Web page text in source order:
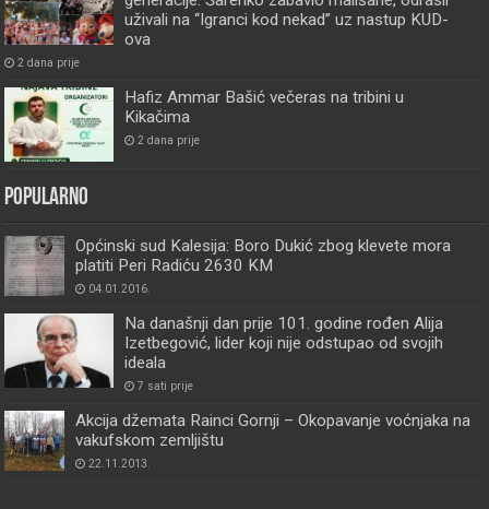
uživali na “Igranci kod nekad” uz nastup KUD-
ova
2 dana prije
Hafiz Ammar Bašić večeras na tribini u
Kikačima
2 dana prije
Popularno
Općinski sud Kalesija: Boro Dukić zbog klevete mora
platiti Peri Radiću 2630 KM
04.01.2016.
Na današnji dan prije 101. godine rođen Alija
Izetbegović, lider koji nije odstupao od svojih
ideala
7 sati prije
Akcija džemata Rainci Gornji – Okopavanje voćnjaka na
vakufskom zemljištu
22.11.2013.